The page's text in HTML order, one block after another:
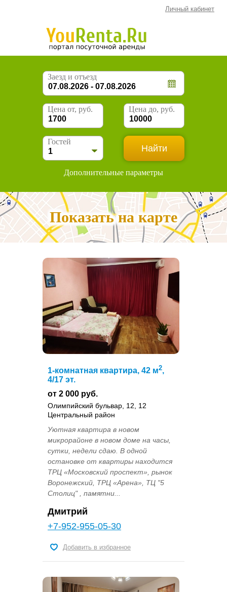
Личный кабинет
Заезд и отъезд
Цена от, руб. Цена до, руб.
Гостей
Дополнительные параметры
Показать на карте
1-комнатная квартира, 42 м2,
4/17 эт.
от 2 000 руб.
Олимпийский бульвар, 12, 12
Центральный район
Уютная квартира в новом
микрорайоне в новом доме на часы,
сутки, недели сдаю. В одной
остановке от квартиры находится
ТРЦ «Московский проспект», рынок
Воронежский, ТРЦ «Арена», ТЦ "5
Столиц" , памятни...
Дмитрий
+7-952-955-05-30
Добавить в избранное